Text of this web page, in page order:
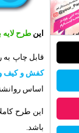
این طرح لایه
قابل چاپ
کفش و کیف
اساس
این طرح
باشد.